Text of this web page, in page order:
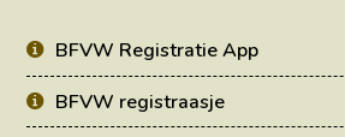
BFVW Registratie App
BFVW registraasje